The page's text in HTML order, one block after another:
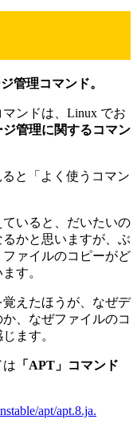
管理コマンド。
ンドは、Linux でお
ジ管理に関するコマン
と「よく使うコマン
いると、だいたいの
かと思いますが、ぶ
ァイルのコピーがど
す。
えたほうが、なぜデ
、なぜファイルのコ
ます。
は 「APT」コマンド
apt/apt.8.ja.